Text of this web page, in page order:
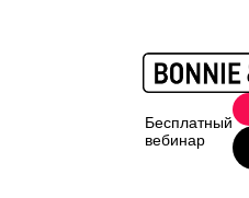
Бесплатный
вебинар